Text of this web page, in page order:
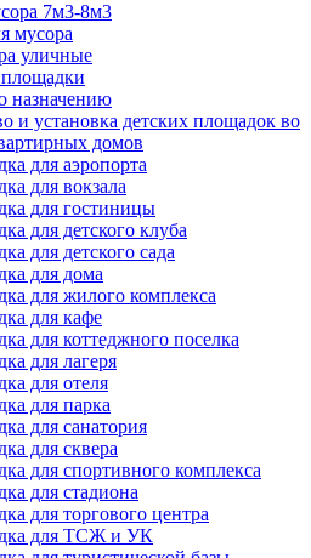
7м3-8м3
мусора
уличные
назначению
и установка детских площадок во
домов
для аэропорта
для вокзала
для гостиницы
для детского клуба
для детского сада
для дома
для жилого комплекса
для кафе
для коттеджного поселка
для лагеря
для отеля
для парка
для санатория
для сквера
для спортивного комплекса
для стадиона
для торгового центра
для ТСЖ и УК